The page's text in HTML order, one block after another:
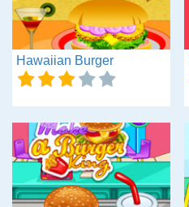
Hawaiian Burger